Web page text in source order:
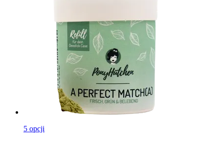
5 opcji